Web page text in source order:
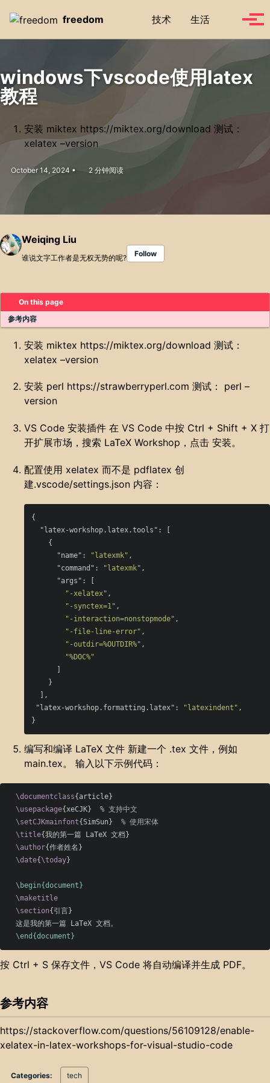
freedom
技术 生活 Toggle
windows下vscode使用latex
教程
安装 miktex https://miktex.org/download 测试：
xelatex –version
October 14, 2024 2 分钟阅读
Weiqing Liu
谁说文字工作者是无权无势的呢? Follow
On this page
参考内容
安装 miktex https://miktex.org/download 测试：
xelatex –version
安装 perl https://strawberryperl.com 测试： perl –
version
VS Code 安装插件 在 VS Code 中按 Ctrl + Shift + X 打
开扩展市场，搜索 LaTeX Workshop，点击 安装。
配置使用 xelatex 而不是 pdflatex 创
建.vscode/settings.json 内容：
{
"latex-workshop.latex.tools" :
[
{
"name" : "latexmk" ,
"command" : "latexmk" ,
"args" :
[
"-xelatex" ,
"-synctex=1" ,
"-interaction=nonstopmode" ,
"-file-line-error" ,
"-outdir=%OUTDIR%" ,
"%DOC%"
]
}
],
"latex-workshop.formatting.latex" : "latexindent" ,
}
编写和编译 LaTeX 文件 新建一个 .tex 文件，例如
main.tex。 输入以下示例代码：
\documentclass{article}
\usepackage{xeCJK}
% 支持中文
\setCJKmainfont{SimSun}
% 使用宋体
\title{我的第一篇 LaTeX 文档}
\author{作者姓名 }
\date{\today}
\begin{document}
\maketitle
\section{引言}
  这是我的第一篇 LaTeX 文档。
\end{document}
按 Ctrl + S 保存文件，VS Code 将自动编译并生成 PDF。
参考内容
https://stackoverflow.com/questions/56109128/enable-
xelatex-in-latex-workshops-for-visual-studio-code
Categories: tech